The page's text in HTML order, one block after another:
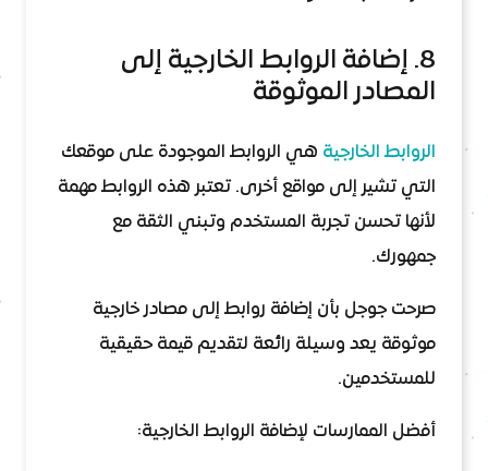
8. إضافة الروابط الخارجية إلى
المصادر الموثوقة
الروابط الخارجية هي الروابط الموجودة على موقعك
التي تشير إلى مواقع أخرى. تعتبر هذه الروابط مهمة
لأنها تحسن تجربة المستخدم وتبني الثقة مع
جمهورك.
صرحت جوجل بأن إضافة روابط إلى مصادر خارجية
موثوقة يعد وسيلة رائعة لتقديم قيمة حقيقية
للمستخدمين.
أفضل الممارسات لإضافة الروابط الخارجية: